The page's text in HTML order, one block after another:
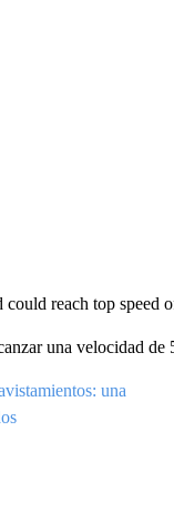
una velocidad de
una